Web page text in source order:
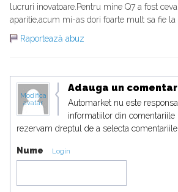
lucruri inovatoare.Pentru mine Q7 a fost
aparitie,acum mi-as dori foarte mult sa fie la
Raportează abuz
Modifica
avatar
Adauga un
Automarket nu este
informatiilor din comentariile
rezervam dreptul de a selecta comentariile.
Nume Login